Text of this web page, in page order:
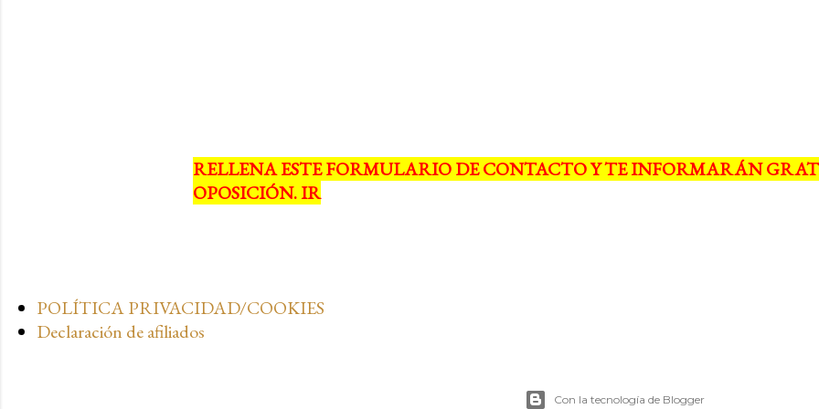
RELLENA ESTE FORMULARIO DE CONTACTO Y TE INFORMARÁN
OPOSICIÓN. IR
POLÍTICA PRIVACIDAD/COOKIES
Declaración de afiliados
Con la tecnología de Blogger